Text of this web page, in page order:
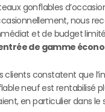
gonflables
nous
et de budget
de gamme
clients constatent que
neuf est rentabilisé
en particulier dans